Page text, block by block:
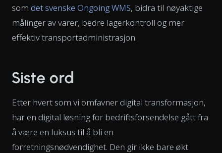
som det svenske Ongoing WMS, bidra til nøyaktige
målinger av varer, bedre lagerkontroll og mer
effektiv transportadministrasjon.
Siste ord
Etter hvert som vi omfavner digital transformasjon,
har en digital løsning for bedriftsforsendelse gått fra
å være en luksus til å bli en
forretningsnødvendighet. Den gir ikke bare økt